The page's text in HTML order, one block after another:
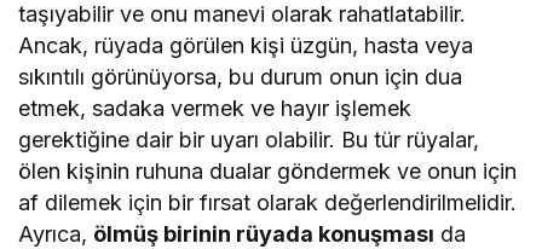
taşıyabilir ve onu manevi olarak rahatlatabilir.
Ancak, rüyada görülen kişi üzgün, hasta veya
sıkıntılı görünüyorsa, bu durum onun için dua
etmek, sadaka vermek ve hayır işlemek
gerektiğine dair bir uyarı olabilir. Bu tür rüyalar,
ölen kişinin ruhuna dualar göndermek ve onun için
af dilemek için bir fırsat olarak değerlendirilmelidir.
Ayrıca, ölmüş birinin rüyada konuşması da